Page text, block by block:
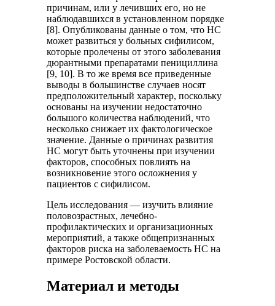
причинам, или у лечивших его, но не
наблюдавшихся в установленном порядке
[8]. Опубликованы данные о том, что НС
может развиться у больных сифилисом,
которые пролечены от этого заболевания
дюрантными препаратами пенициллина
[9, 10]. В то же время все приведенные
выводы в большинстве случаев носят
предположительный характер, поскольку
основаны на изучении недостаточно
большого количества наблюдений, что
несколько снижает их фактологическое
значение. Данные о причинах развития
НС могут быть уточнены при изучении
факторов, способных повлиять на
возникновение этого осложнения у
пациентов с сифилисом.
Цель исследования — изучить влияние
половозрастных, лечебно-
профилактических и организационных
мероприятий, а также общепризнанных
факторов риска на заболеваемость НС на
примере Ростовской области.
Материал и методы